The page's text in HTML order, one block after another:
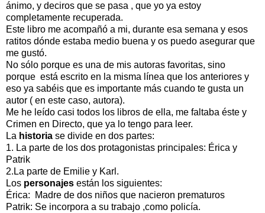
ánimo, y deciros que se pasa , que yo ya estoy
completamente recuperada.
Este libro me acompañó a mi, durante esa semana y esos
ratitos dónde estaba medio buena y os puedo asegurar que
me gustó.
No sólo porque es una de mis autoras favoritas, sino
porque está escrito en la misma línea que los anteriores y
eso ya sabéis que es importante más cuando te gusta un
autor ( en este caso, autora).
Me he leído casi todos los libros de ella, me faltaba éste y
Crimen en Directo, que ya lo tengo para leer.
La historia se divide en dos partes:
1. La parte de los dos protagonistas principales: Érica y
Patrik
2.La parte de Emilie y Karl.
Los personajes están los siguientes:
Érica: Madre de dos niños que nacieron prematuros
Patrik: Se incorpora a su trabajo ,como policía.